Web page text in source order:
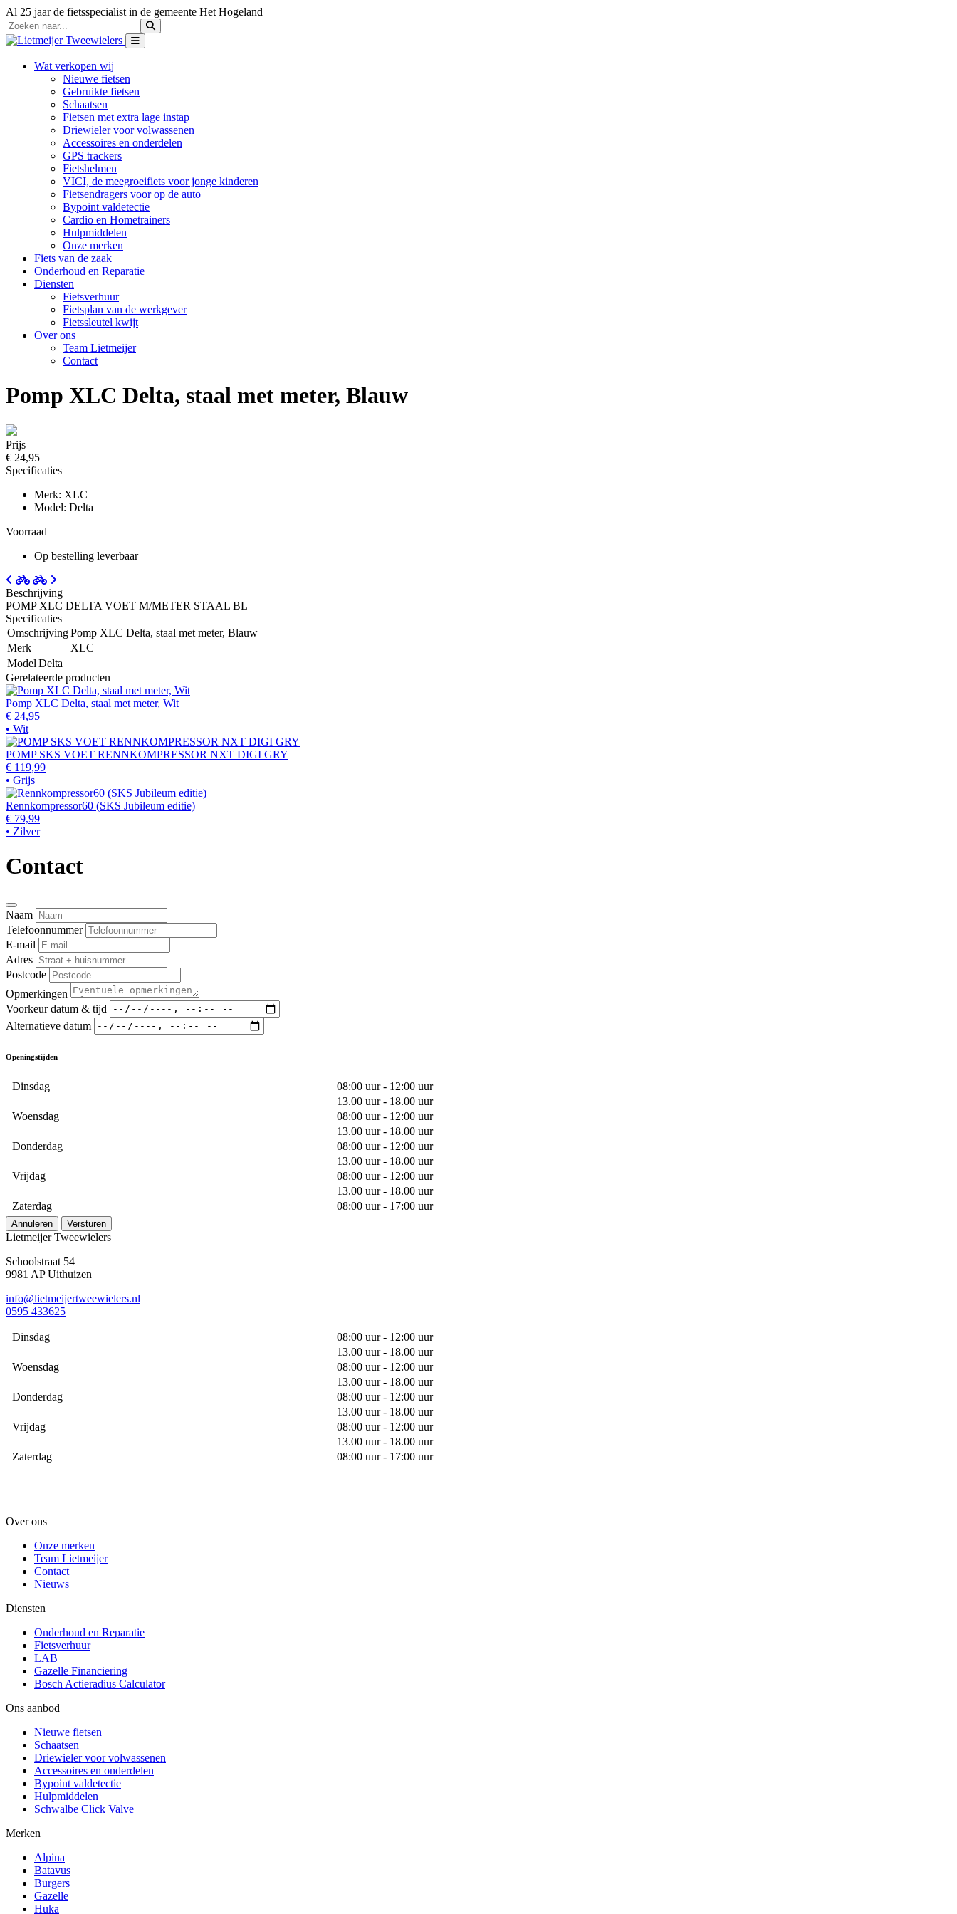
Al 25 jaar de fietsspecialist in de gemeente Het Hogeland
Wat verkopen wij
Nieuwe fietsen
Gebruikte fietsen
Schaatsen
Fietsen met extra lage instap
Driewieler voor volwassenen
Accessoires en onderdelen
GPS trackers
Fietshelmen
VICI, de meegroeifiets voor jonge kinderen
Fietsendragers voor op de auto
Bypoint valdetectie
Cardio en Hometrainers
Hulpmiddelen
Onze merken
Fiets van de zaak
Onderhoud en Reparatie
Diensten
Fietsverhuur
Fietsplan van de werkgever
Fietssleutel kwijt
Over ons
Team Lietmeijer
Contact
Pomp XLC Delta, staal met meter, Blauw
Prijs
€ 24,95
Specificaties
Merk: XLC
Model: Delta
Voorraad
Op bestelling leverbaar
Beschrijving
POMP XLC DELTA VOET M/METER STAAL BL
Specificaties
OmschrijvingPomp XLC Delta, staal met meter, Blauw
Merk
XLC
Model Delta
Gerelateerde producten
Pomp XLC Delta, staal met meter, Wit
€ 24,95
• Wit
POMP SKS VOET RENNKOMPRESSOR NXT DIGI GRY
€ 119,99
• Grijs
Rennkompressor60 (SKS Jubileum editie)
€ 79,99
• Zilver
Contact
Naam
Telefoonnummer
E-mail
Adres
Postcode
Opmerkingen
Voorkeur datum & tijd
Alternatieve datum
Openingstijden
Dinsdag
08:00 uur - 12:00 uur
13.00 uur - 18.00 uur
Woensdag
08:00 uur - 12:00 uur
13.00 uur - 18.00 uur
Donderdag
08:00 uur - 12:00 uur
13.00 uur - 18.00 uur
Vrijdag
08:00 uur - 12:00 uur
13.00 uur - 18.00 uur
Zaterdag
08:00 uur - 17:00 uur
Annuleren Versturen
Lietmeijer Tweewielers
Schoolstraat 54
9981 AP Uithuizen
info@lietmeijertweewielers.nl
0595 433625
Dinsdag
08:00 uur - 12:00 uur
13.00 uur - 18.00 uur
Woensdag
08:00 uur - 12:00 uur
13.00 uur - 18.00 uur
Donderdag
08:00 uur - 12:00 uur
13.00 uur - 18.00 uur
Vrijdag
08:00 uur - 12:00 uur
13.00 uur - 18.00 uur
Zaterdag
08:00 uur - 17:00 uur
Over ons
Onze merken
Team Lietmeijer
Contact
Nieuws
Diensten
Onderhoud en Reparatie
Fietsverhuur
LAB
Gazelle Financiering
Bosch Actieradius Calculator
Ons aanbod
Nieuwe fietsen
Schaatsen
Driewieler voor volwassenen
Accessoires en onderdelen
Bypoint valdetectie
Hulpmiddelen
Schwalbe Click Valve
Merken
Alpina
Batavus
Burgers
Gazelle
Huka